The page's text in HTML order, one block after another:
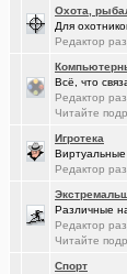
Девушка на
Кто ставил
Кто ставил
Случайные
Охота,
Для
Редактор
Всё, что
Редактор
Читайте
Игротека
Редактор
Различные
Редактор
Читайте
Спорт